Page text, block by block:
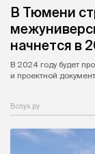
В Тюмени
начнется в
В 2024 году будет
и проектной
Вслух.ру